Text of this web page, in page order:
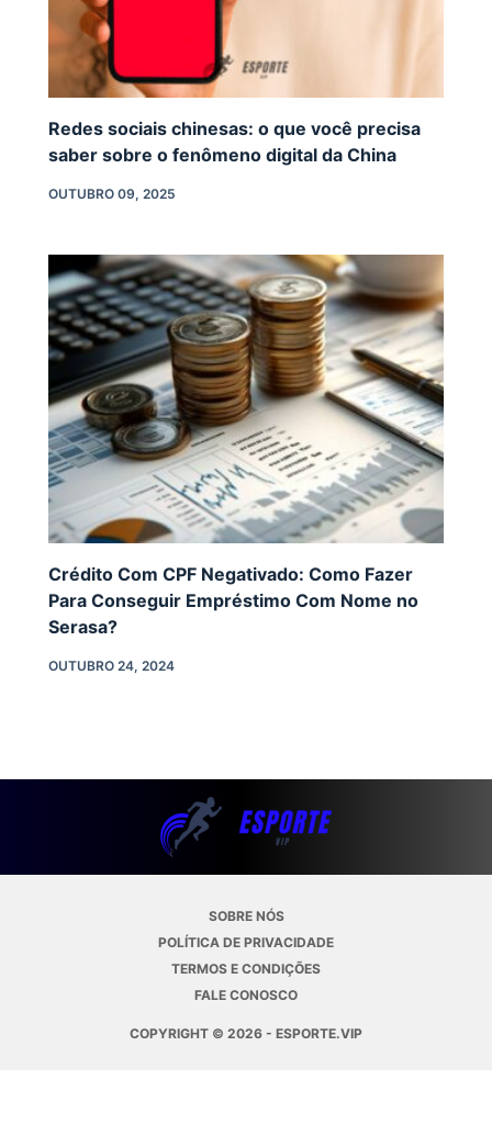
Redes sociais chinesas: o que você precisa
saber sobre o fenômeno digital da China
OUTUBRO 09, 2025
Crédito Com CPF Negativado: Como Fazer
Para Conseguir Empréstimo Com Nome no
Serasa?
OUTUBRO 24, 2024
SOBRE NÓS
POLÍTICA DE PRIVACIDADE
TERMOS E CONDIÇÕES
FALE CONOSCO
COPYRIGHT © 2026 - ESPORTE.VIP